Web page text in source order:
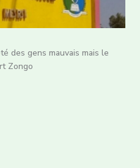
des gens mauvais mais le
Zongo